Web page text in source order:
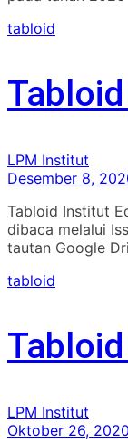
tabloid
LPM Institut
Desember 8,
Tabloid Institut
dibaca melalui
tautan Google
tabloid
LPM Institut
Oktober 26, 2020